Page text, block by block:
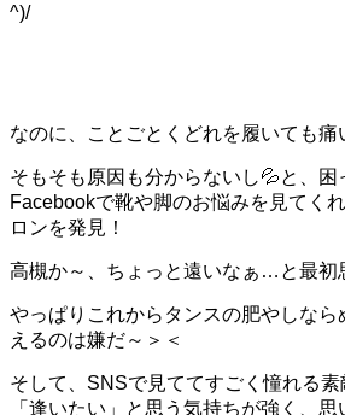
^)/
なのに、ことごとく どれを履いても
そもそも原因も分からないし💦と、困
Facebookで靴や脚のお悩みを見てく
ロンを発見！
高槻か～、ちょっと遠いなぁ…と最初
やっぱりこれからタンスの肥やしなら
えるのは嫌だ～＞＜
そして、SNSで見ててすごく憧れる
「逢いたい」と思う気持ちが強く、思